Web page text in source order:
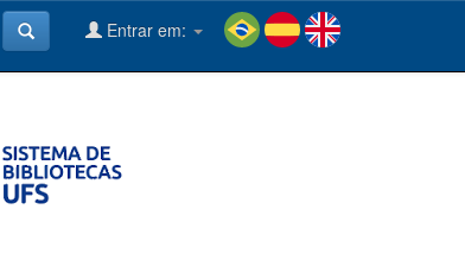
Entrar em: